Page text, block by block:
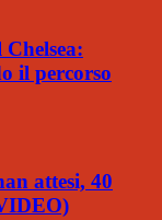
il percorso
attesi, 40